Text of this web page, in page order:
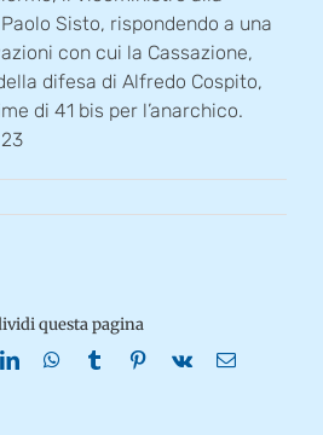
Sisto, rispondendo a una
con cui la Cassazione,
difesa di Alfredo Cospito,
di 41 bis per l’anarchico.
questa pagina
LinkedInWhatsApp
TumblrPinterest
Vk Email